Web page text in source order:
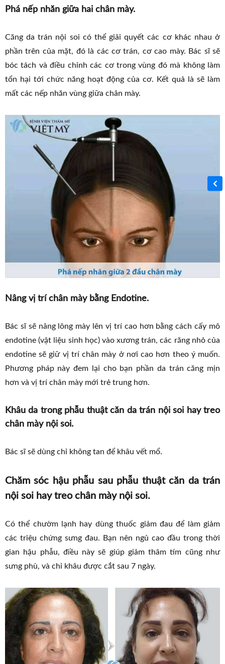
Phá nếp nhăn giữa hai chân mày.
Căng da trán nội soi có thể giải quyết các cơ khác nhau ở
phần trên của mặt, đó là các cơ trán, cơ cao mày. Bác sĩ sẽ
bóc tách và điều chỉnh các cơ trong vùng đó mà không làm
tổn hại tới chức năng hoạt động của cơ. Kết quả là sẽ làm
mất các nếp nhăn vùng giữa chân mày.
Nâng vị trí chân mày bằng Endotine.
Bác sĩ sẽ nâng lông mày lên vị trí cao hơn bằng cách cấy mô
endotine (vật liệu sinh học) vào xương trán, các răng nhỏ của
endotine sẽ giữ vị trí chân mày ở nơi cao hơn theo ý muốn.
Phương pháp này đem lại cho bạn phần da trán căng mịn
hơn và vị trí chân mày mới trẻ trung hơn.
Khâu da trong phẫu thuật căn da trán nội soi hay treo
chân mày nội soi.
Bác sĩ sẽ dùng chỉ không tan để khâu vết mổ.
Chăm sóc hậu phẫu sau phẫu thuật căn da trán
nội soi hay treo chân mày nội soi.
Có thể chườm lạnh hay dùng thuốc giảm đau để làm giảm
các triệu chứng sưng đau. Bạn nên ngủ cao đầu trong thời
gian hậu phẫu, điều này sẽ giúp giảm thâm tím cũng như
sưng phù, và chỉ khâu được cắt sau 7 ngày.